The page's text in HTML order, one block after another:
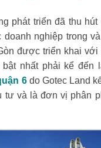
phát triển đã thu
nghiệp trong
được triển khai với
bật nhất phải kể
6do Gotec Land
tư và là đơn vị phân